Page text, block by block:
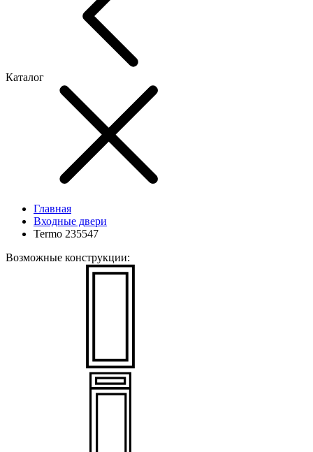
Каталог
Главная
Входные двери
Termo 235547
Возможные конструкции: